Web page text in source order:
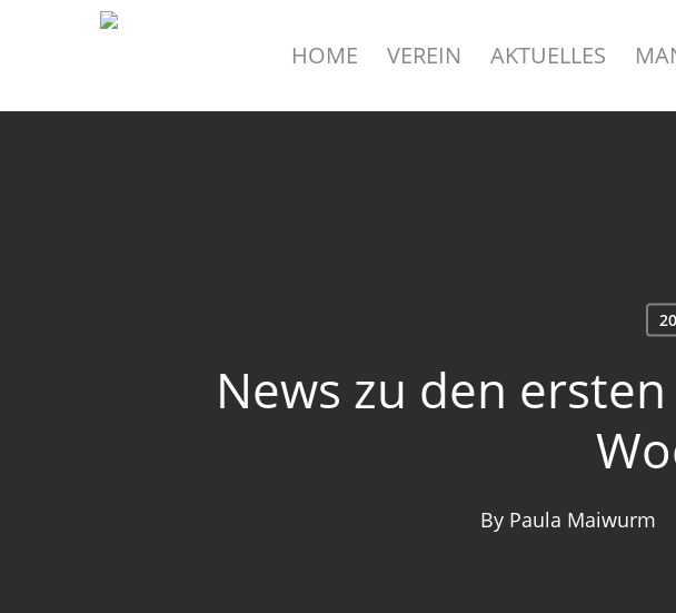
HOME VEREIN AKTUELLES
News zu den
By Paula Maiwurm